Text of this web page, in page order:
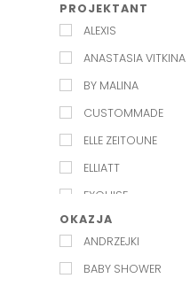
XL
PROJEKTANT
ALEXIS
ANASTASIA VITKINA
BY MALINA
CUSTOMMADE
ELLE ZEITOUNE
ELLIATT
EXQUISE
JENESEQUA
KAROLINA NAJI
KELLY&KATIE
OKAZJA
ANDRZEJKI
BABY SHOWER